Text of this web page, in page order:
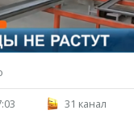
31 канал